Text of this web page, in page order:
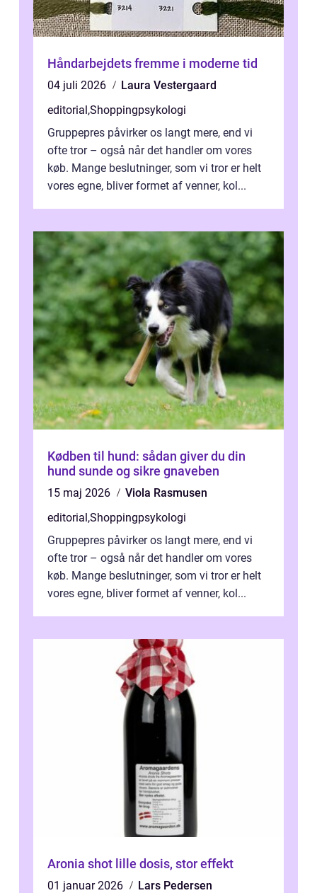
Håndarbejdets fremme i moderne tid
04 juli 2026
Laura Vestergaard
editorial,Shoppingpsykologi
Gruppepres påvirker os langt mere, end vi
ofte tror – også når det handler om vores
køb. Mange beslutninger, som vi tror er helt
vores egne, bliver formet af venner, kol...
Kødben til hund: sådan giver du din
hund sunde og sikre gnaveben
15 maj 2026
Viola Rasmusen
editorial,Shoppingpsykologi
Gruppepres påvirker os langt mere, end vi
ofte tror – også når det handler om vores
køb. Mange beslutninger, som vi tror er helt
vores egne, bliver formet af venner, kol...
Aronia shot lille dosis, stor effekt
01 januar 2026
Lars Pedersen